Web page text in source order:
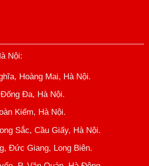
Nội:
Hoàng Mai, Hà Nội.
Đa, Hà Nội.
Kiếm, Hà Nội.
Sắc, Cầu Giấy, Hà Nội.
Đức Giang, Long Biên.